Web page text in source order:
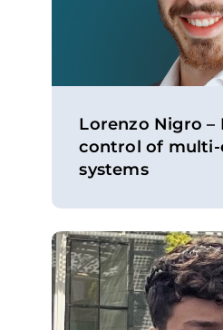
Lorenzo Nigro –
control of multi-
systems